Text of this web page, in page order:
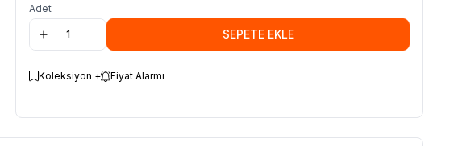
Adet
SEPETE EKLE
Koleksiyon + Fiyat Alarmı